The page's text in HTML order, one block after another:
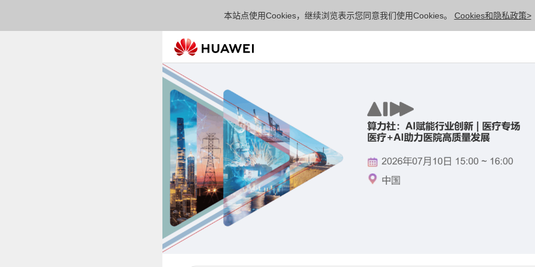
本站点使用Cookies，继续浏览表示您同意我们使用Cookies。 Cookies和隐私政策>